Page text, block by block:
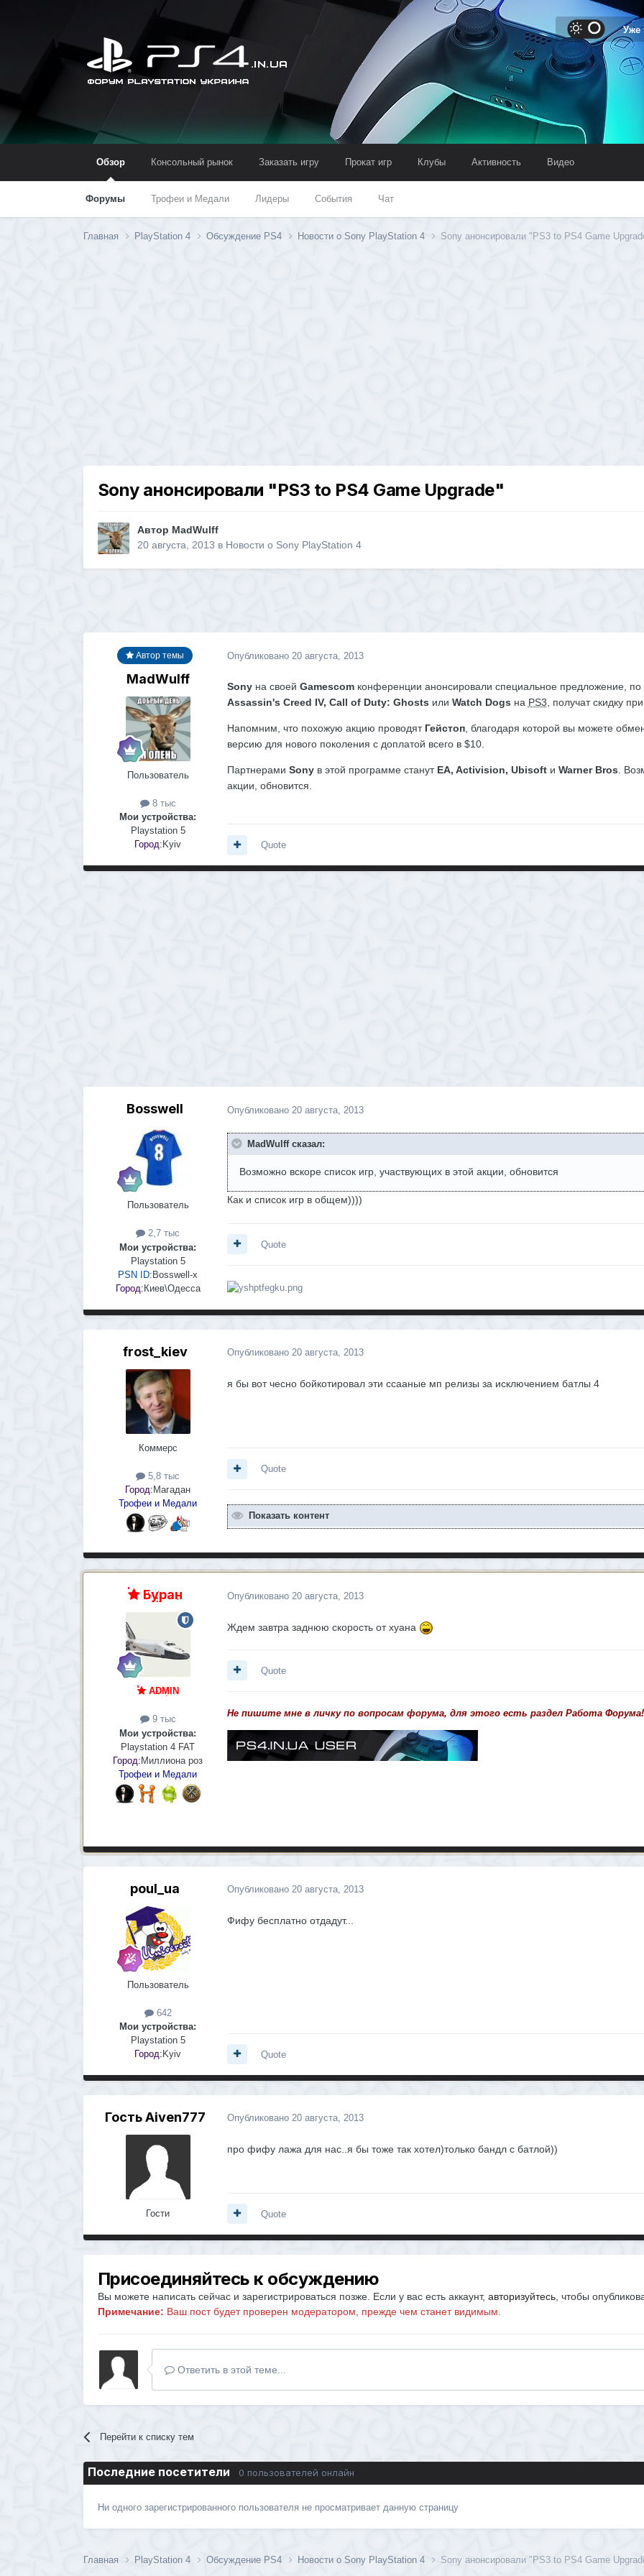
Уже
Обзор
Форумы Трофеи и Медали Лидеры События Чат
Консольный рынок Заказать игру Прокат игр Клубы Активность Видео
Главная PlayStation 4 Обсуждение PS4 Новости о Sony PlayStation 4 Sony анонсировали "PS3 to PS4 Game
Sony анонсировали "PS3 to PS4 Game Upgrade"
Автор MadWulff
20 августа, 2013 в Новости о Sony PlayStation 4
Автор темы
MadWulff
Пользователь
8 тыс
Мои устройства:
Playstation 5
Город: Kyiv
Опубликовано 20 августа, 2013
Sonyна своей Gamescomконференции анонсировали специальное предложение,
Assassin's Creed IV, Call of Duty: Ghosts или Watch Dogs на PS3 , получат скидку
Напомним, что похожую акцию проводят Гейстоп, благодаря которой вы можете
версию для нового поколения с доплатой всего в $10.
Партнерами Sony в этой программе станутEA, Activision, Ubisoft и Warner Bros .
акции, обновится.
Quote
Bosswell
Пользователь
2,7 тыс
Мои устройства:
Playstation 5
PSN ID:Bosswell-x
Город:Киев\Одесса
Опубликовано 20 августа, 2013
MadWulff сказал:
Возможно вскоре список игр, участвующих в этой акции, обновится
Как и список игр в общем))))
Quote
frost_kiev
Коммерс
5,8 тыс
Город:Магадан
Трофеи и Медали
Опубликовано 20 августа, 2013
я бы вот чесно бойкотировал эти ссааные мп релизы за исключением батлы 4
Quote
Показать контент
Буран
ADMIN
9 тыс
Мои устройства:
Playstation 4 FAT
Город:Миллиона роз
Трофеи и Медали
Опубликовано 20 августа, 2013
Ждем завтра заднюю скорость от хуана
Quote
Не пишите мне в личку по вопросам форума, для этого есть раздел Работа
poul_ua
Пользователь
642
Мои устройства:
Playstation 5
Город: Kyiv
Опубликовано 20 августа, 2013
Фифу бесплатно отдадут...
Quote
Гость Aiven777
Гости
Опубликовано 20 августа, 2013
про фифу лажа для нас..я бы тоже так хотел)только бандл с батлой))
Quote
Присоединяйтесь к обсуждению
Вы можете написать сейчас и зарегистрироваться позже. Если у вас есть аккаунт, авторизуйтесь, чтобы
Примечание: Ваш пост будет проверен модератором, прежде чем станет видимым.
Ответить в этой теме...
Перейти к списку тем
Последние посетители 0 пользователей онлайн
Ни одного зарегистрированного пользователя не просматривает данную страницу
Главная PlayStation 4 Обсуждение PS4 Новости о Sony PlayStation 4 Sony анонсировали "PS3 to PS4 Game